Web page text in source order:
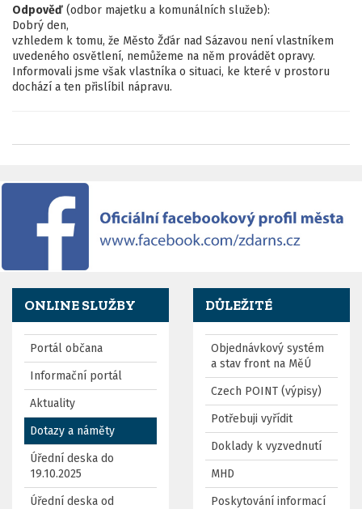
Odpověď (odbor majetku a komunálních služeb):
Dobrý den,
vzhledem k tomu, že Město Žďár nad Sázavou není vlastníkem
uvedeného osvětlení, nemůžeme na něm provádět opravy.
Informovali jsme však vlastníka o situaci, ke které v prostoru
dochází a ten přislíbil nápravu.
ONLINE SLUŽBY
Portál občana
Informační portál
Aktuality
Dotazy a náměty
Úřední deska do
19.10.2025
Úřední deska od
DŮLEŽITÉ
Objednávkový systém
a stav front na MěÚ
Czech POINT (výpisy)
Potřebuji vyřídit
Doklady k vyzvednutí
MHD
Poskytování informací